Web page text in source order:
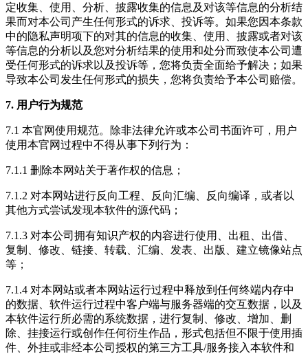
定收集、使用、分析、披露收集的信息及对该等信息的分析结
果而对本公司产生任何形式的诉求、投诉等。如果您因本条款
中的隐私声明项下的对其的信息的收集、使用、披露或者对该
等信息的分析以及您对分析结果的使用和处分而致使本公司遭
受任何形式的诉求以及投诉等，您将负责全面给予解决；如果
导致本公司发生任何形式的损失，您将负责给予本公司赔偿。
7. 用户行为规范
7.1 本官网使用规范。除非法律允许或本公司书面许可，用户
使用本官网过程中不得从事下列行为：
7.1.1 删除本网站关于著作权的信息；
7.1.2 对本网站进行反向工程、反向汇编、反向编译，或者以
其他方式尝试发现本软件的源代码；
7.1.3 对本公司拥有知识产权的内容进行使用、出租、出借、
复制、修改、链接、转载、汇编、发表、出版、建立镜像站点
等；
7.1.4 对本网站或者本网站运行过程中释放到任何终端内存中
的数据、软件运行过程中客户端与服务器端的交互数据，以及
本软件运行所必需的系统数据，进行复制、修改、增加、删
除、挂接运行或创作任何衍生作品，形式包括但不限于使用插
件、外挂或非经本公司授权的第三方工具/服务接入本软件和